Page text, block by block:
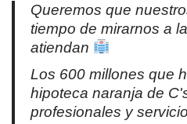
Queremos que
tiempo de mirarnos a
atiendan
Los 600 millones que
hipoteca naranja de
profesionales y